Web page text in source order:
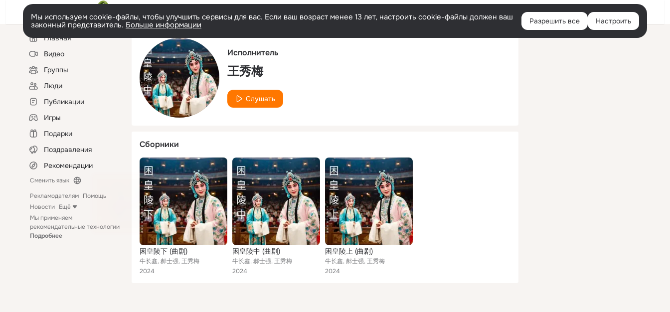
Русский Войти
Мы используем cookie-файлы, чтобы улучшить сервисы для вас. Если ваш возраст менее 13 лет, настроить cookie-файлы должен ваш
законный представитель. Больше информации Разрешить все Настроить
Левая
колонкаГлавная
Видео
Группы
Люди
Публикации
Игры
Подарки
Поздравления
Рекомендации
Сменить язык
Рекламодателям Помощь
Новости Ещё
Мы применяем
рекомендательные технологии
Подробнее
Исполнитель
王秀梅
Слушать
Сборники
困皇陵下 (曲剧)
牛长鑫, 郝士强, 王秀梅
2024
困皇陵中 (曲剧)
牛长鑫, 郝士强, 王秀梅
2024
困皇陵上 (曲剧)
牛长鑫, 郝士强, 王秀梅
2024